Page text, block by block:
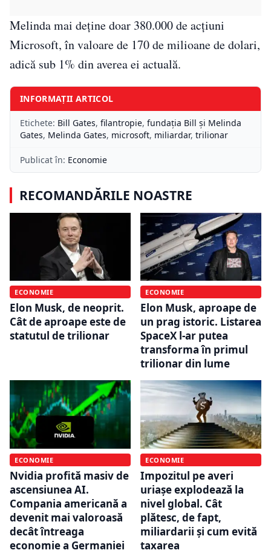
Melinda mai deține doar 380.000 de acțiuni
Microsoft, în valoare de 170 de milioane de dolari,
adică sub 1% din averea ei actuală.
INFORMAȚII ARTICOL
Etichete: Bill Gates, filantropie, fundația Bill și Melinda
Gates, Melinda Gates, microsoft, miliardar, trilionar
Publicat în: Economie
RECOMANDĂRILE NOASTRE
ECONOMIE
Elon Musk, de neoprit.
Cât de aproape este de
statutul de trilionar
ECONOMIE
Elon Musk, aproape de
un prag istoric. Listarea
SpaceX l-ar putea
transforma în primul
trilionar din lume
ECONOMIE
Nvidia profită masiv de
ascensiunea AI.
Compania americană a
devenit mai valoroasă
decât întreaga
economie a Germaniei
ECONOMIE
Impozitul pe averi
uriașe explodează la
nivel global. Cât
plătesc, de fapt,
miliardarii și cum evită
taxarea